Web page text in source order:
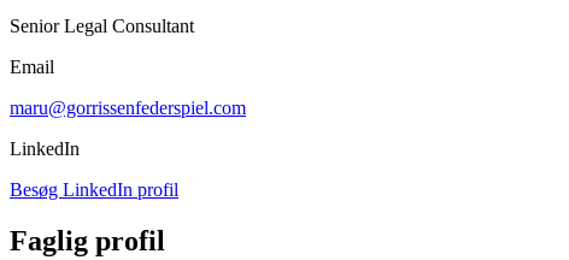
Senior Legal Consultant
Email
maru@gorrissenfederspiel.com
LinkedIn
Besøg LinkedIn profil
Faglig profil